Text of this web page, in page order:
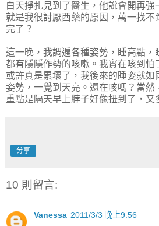
白天掙扎見到了醫生，他說會開再強
就是我很討厭西藥的原因，萬一找不
完了？
這一晚，我調遍各種姿勢，睡高點，
都有隱隱作勢的咳嗽。我實在咳到怕
或許真是累壞了，我後來的睡姿就如
姿勢，一覺到天亮。還在咳嗎？當然
重點是隔天早上脖子好像扭到了，又
分享
10 則留言:
Vanessa 2011/3/3 晚上9:56